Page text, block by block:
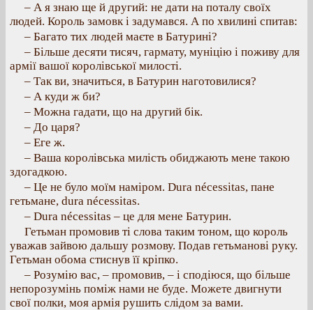
– А я знаю ще й другий: не дати на поталу своїх
людей. Король замовк і задумався. А по хвилині спитав:
– Багато тих людей маєте в Батурині?
– Більше десяти тисяч, гармату, муніцію і поживу для
армії вашої королівської милості.
– Так ви, значиться, в Батурин наготовилися?
– А куди ж би?
– Можна гадати, що на другий бік.
– До царя?
– Еге ж.
– Ваша королівська милість обиджають мене такою
здогадкою.
– Це не було моїм наміром. Dura nécessitas, пане
гетьмане, dura nécessitas.
– Dura nécessitas – це для мене Батурин.
Гетьман промовив ті слова таким тоном, що король
уважав зайвою дальшу розмову. Подав гетьманові руку.
Гетьман обома стиснув її кріпко.
– Розумію вас, – промовив, – і сподіюся, що більше
непорозумінь поміж нами не буде. Можете двигнути
свої полки, моя армія рушить слідом за вами.